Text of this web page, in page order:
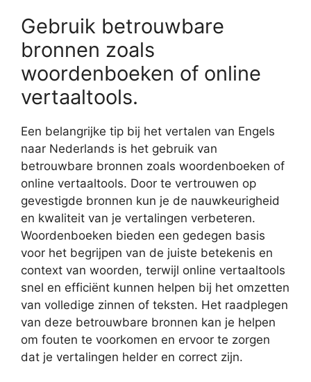
Gebruik betrouwbare
bronnen zoals
woordenboeken of online
vertaaltools.
Een belangrijke tip bij het vertalen van Engels
naar Nederlands is het gebruik van
betrouwbare bronnen zoals woordenboeken of
online vertaaltools. Door te vertrouwen op
gevestigde bronnen kun je de nauwkeurigheid
en kwaliteit van je vertalingen verbeteren.
Woordenboeken bieden een gedegen basis
voor het begrijpen van de juiste betekenis en
context van woorden, terwijl online vertaaltools
snel en efficiënt kunnen helpen bij het omzetten
van volledige zinnen of teksten. Het raadplegen
van deze betrouwbare bronnen kan je helpen
om fouten te voorkomen en ervoor te zorgen
dat je vertalingen helder en correct zijn.